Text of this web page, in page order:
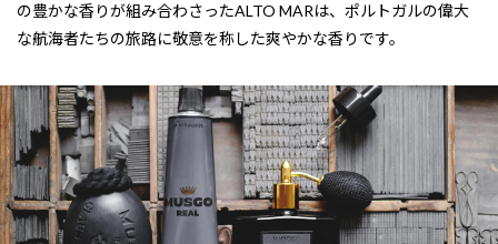
の豊かな香りが組み合わさったALTO MARは、ポルトガルの偉大
な航海者たちの旅路に敬意を称した爽やかな香りです。